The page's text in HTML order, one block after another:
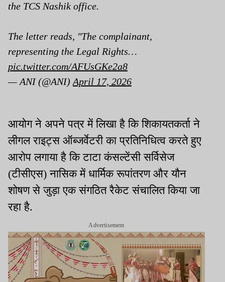
the TCS Nashik office.
The letter reads, "The complainant,
representing the Legal Rights…
pic.twitter.com/AFUsGKe2a8
— ANI (@ANI) April 17, 2026
आयोग ने अपने पत्र में लिखा है कि शिकायतकर्ता ने
लीगल राइट्स ऑब्जर्वेटरी का प्रतिनिधित्व करते हुए
आरोप लगाया है कि टाटा कंसल्टेंसी सर्विसेज
(टीसीएस) नासिक में धार्मिक रूपांतरण और यौन
शोषण से जुड़ा एक संगठित रैकेट संचालित किया जा
रहा है.
Advertisement